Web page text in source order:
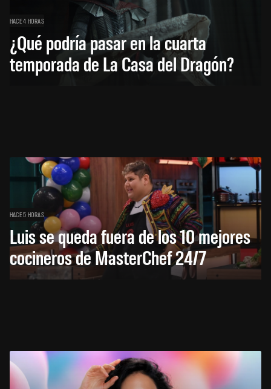
HACE 4 HORAS
¿Qué podría pasar en la cuarta
temporada de La Casa del Dragón?
HACE 5 HORAS
Luis se queda fuera de los 10 mejores
cocineros de MasterChef 24/7